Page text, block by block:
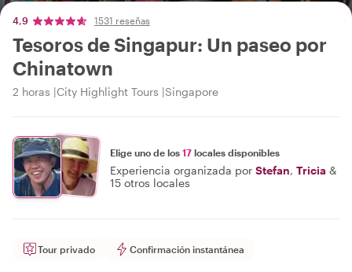
4,9 1531 reseñas
Tesoros de Singapur: Un paseo por
Chinatown
2 horas City Highlight Tours Singapore
Elige uno de los 17 locales disponibles
Experiencia organizada por Stefan, Tricia &
15 otros locales
Tour privado Confirmación instantánea